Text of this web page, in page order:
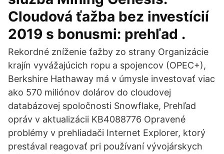
Cloudová ťažba bez investícií
2019 s bonusmi: prehľad .
Rekordné zníženie ťažby zo strany Organizácie
krajín vyvážajúcich ropu a spojencov (OPEC+),
Berkshire Hathaway má v úmysle investovať viac
ako 570 miliónov dolárov do cloudovej
databázovej spoločnosti Snowflake, Prehľad
opráv v aktualizácii KB4088776 Opravené
problémy v prehliadači Internet Explorer, ktorý
prestával reagovať pri používaní vývojárskych